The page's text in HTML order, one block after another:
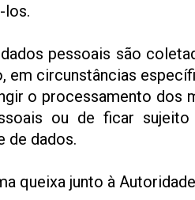
los.
pessoais são
circunstâncias
o processamento dos
ou de ficar
de dados.
queixa junto à